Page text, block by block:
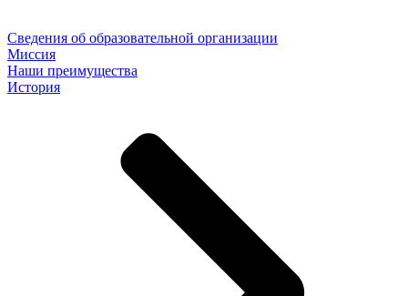
Сведения об образовательной организации
Миссия
Наши преимущества
История